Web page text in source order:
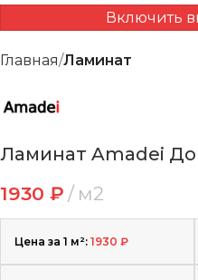
Включить
Главная Ламинат
Ламинат Amadei
1930 ₽ м2
Цена за 1 м²: 1930 ₽